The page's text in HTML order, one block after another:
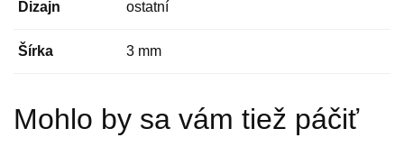
Dizajn ostatní
Šírka 3 mm
Mohlo by sa vám tiež páčiť